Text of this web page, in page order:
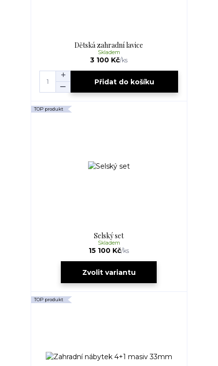
Dětská zahradní lavice
3 100 Kč/ks
Skladem
Přidat do košíku
TOP produkt
Selský set
15 100 Kč/ks
Skladem
Zvolit variantu
TOP produkt